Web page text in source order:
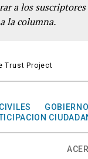
a los
la columna.
GOBIERNO